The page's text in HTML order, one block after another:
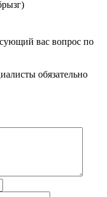
вас вопрос по
обязательно